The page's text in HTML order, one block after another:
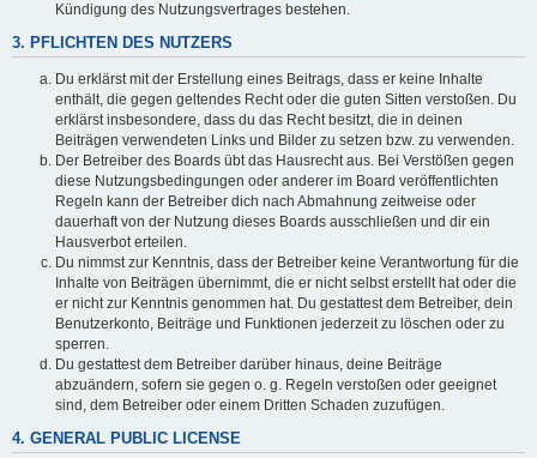
Kündigung des Nutzungsvertrages bestehen.
3. PFLICHTEN DES NUTZERS
Du erklärst mit der Erstellung eines Beitrags, dass er keine Inhalte
enthält, die gegen geltendes Recht oder die guten Sitten verstoßen. Du
erklärst insbesondere, dass du das Recht besitzt, die in deinen
Beiträgen verwendeten Links und Bilder zu setzen bzw. zu verwenden.
Der Betreiber des Boards übt das Hausrecht aus. Bei Verstößen gegen
diese Nutzungsbedingungen oder anderer im Board veröffentlichten
Regeln kann der Betreiber dich nach Abmahnung zeitweise oder
dauerhaft von der Nutzung dieses Boards ausschließen und dir ein
Hausverbot erteilen.
Du nimmst zur Kenntnis, dass der Betreiber keine Verantwortung für die
Inhalte von Beiträgen übernimmt, die er nicht selbst erstellt hat oder die
er nicht zur Kenntnis genommen hat. Du gestattest dem Betreiber, dein
Benutzerkonto, Beiträge und Funktionen jederzeit zu löschen oder zu
sperren.
Du gestattest dem Betreiber darüber hinaus, deine Beiträge
abzuändern, sofern sie gegen o. g. Regeln verstoßen oder geeignet
sind, dem Betreiber oder einem Dritten Schaden zuzufügen.
4. GENERAL PUBLIC LICENSE